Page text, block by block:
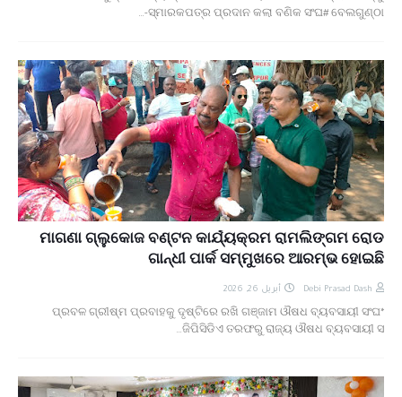
ସ୍ମାରକପତ୍ର ପ୍ରଦାନ କଲା ବଣିକ ସଂଘ# ବେଲଗୁଣ୍ଠା-…
ମାଗଣା ଗ୍ଲୁକୋଜ ବଣ୍ଟନ କାର୍ଯ୍ୟକ୍ରମ ରାମଲିଙ୍ଗମ ରୋଡ
ଗାନ୍ଧୀ ପାର୍କ ସମ୍ମୁଖରେ ଆରମ୍ଭ ହୋଇଛି
Debi Prasad Dash أبريل 26, 2026
*ପ୍ରବଳ ଗ୍ରୀଷ୍ମ ପ୍ରବାହକୁ ଦୃଷ୍ଟିରେ ରଖି ଗଞ୍ଜାମ ଔଷଧ ବ୍ୟବସାୟୀ ସଂଘ
ଜିପିସିଡିଏ ତରଫରୁ ରାଜ୍ୟ ଔଷଧ ବ୍ୟବସାୟୀ ସ…